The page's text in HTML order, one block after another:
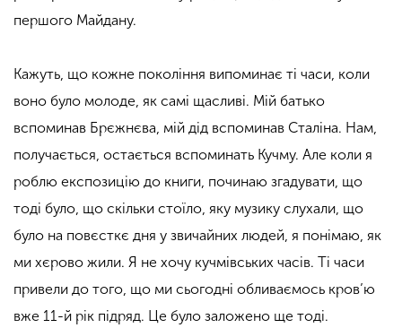
першого Майдану.
Кажуть, що кожне покоління випоминає ті часи, коли
воно було молоде, як самі щасливі. Мій батько
вспоминав Брєжнєва, мій дід вспоминав Сталіна. Нам,
получається, остається вспоминать Кучму. Але коли я
роблю експозицію до книги, починаю згадувати, що
тоді було, що скільки стоїло, яку музику слухали, що
було на повєсткє дня у звичайних людей, я понімаю, як
ми хєрово жили. Я не хочу кучмівських часів. Ті часи
привели до того, що ми сьогодні обливаємось кров’ю
вже 11-й рік підряд. Це було заложено ще тоді.